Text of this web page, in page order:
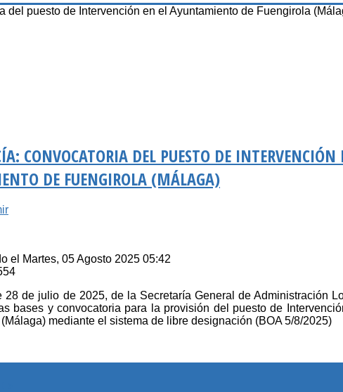
del puesto de Intervención en el Ayuntamiento de Fuengirola
CONVOCATORIA DEL PUESTO DE INTERVENCIÓN
DE FUENGIROLA (MÁLAGA)
el Martes, 05 Agosto 2025 05:42
28 de julio de 2025, de la Secretaría General de Administración
bases y convocatoria para la provisión del puesto de
mediante el sistema de libre designación (BOA 5/8/2025)